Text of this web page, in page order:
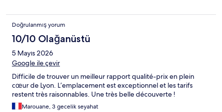
Doğrulanmış yorum
10/10 Olağanüstü
5 Mayıs 2026
Google ile çevir
Difficile de trouver un meilleur rapport qualité-prix en plein
cœur de Lyon. L’emplacement est exceptionnel et les tarifs
restent très raisonnables. Une très belle découverte !
Marouane, 3 gecelik seyahat